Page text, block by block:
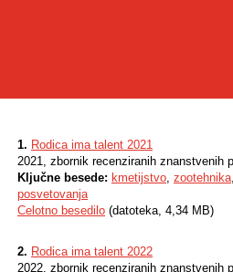
1. Rodica ima talent 2021
2021, zbornik recenziranih znanstvenih
Ključne besede: kmetijstvo, zootehnika
posvetovanja
Celotno besedilo (datoteka, 4,34 MB)
2. Rodica ima talent 2022
2022, zbornik recenziranih znanstvenih